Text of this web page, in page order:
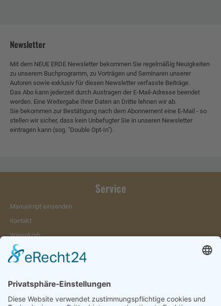
Newsletter
Mit dem NEUE ERDE Newsletter bekommen Sie regelmäßig Neuigkeiten
zu unserem Buchprogramm, zu Vorträgen und Seminaren unserer
Autoren sowie exklusiv für diesen Newsletter verfasste Beiträge.
Das Abo kann jederzeit durch Austragen der E-Mail-Adresse beendet
werden. Eine Weitergabe Ihrer Daten an Dritte lehnen wir ab.
Sie bekommen zur Bestätigung nach dem Abonnement eine E-Mail - so
stellen wir sicher, dass kein Unbefugter Sie in unseren Newsletter
eintragen kann (sog. "Double Opt-In").
Service
Manuskript einsenden
Kontakt
Warenkorb
Konto
Merkzettel